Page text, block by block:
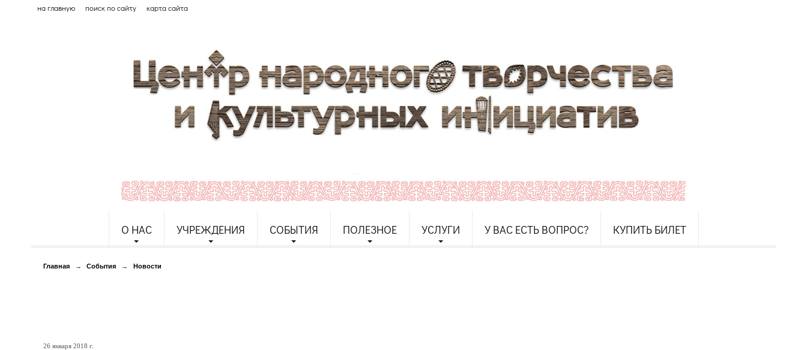
на главную поиск по сайту карта сайта
О НАС УЧРЕЖДЕНИЯ СОБЫТИЯ ПОЛЕЗНОЕ УСЛУГИ У ВАС ЕСТЬ ВОПРОС? КУПИТЬ БИЛЕТ
Главная → События → Новости
26 января 2018 г.